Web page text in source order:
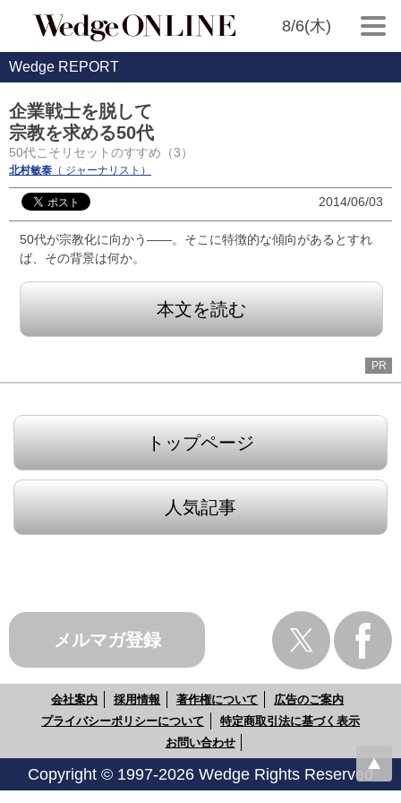
8/6(木)
Wedge REPORT
企業戦士を脱して
宗教を求める50代
50代こそリセットのすすめ（3）
北村敏泰 （ ジャーナリスト）
2014/06/03
50代が宗教化に向かう――。そこに特徴的な傾向があるとすれ
ば、その背景は何か。
本文を読む
PR
トップページ
人気記事
メルマガ登録
会社案内 採用情報 著作権について
広告のご案内
プライバシーポリシーについて
特定商取引法に基づく表示
お問い合わせ
Copyright © 1997-2026 Wedge Rights Reserved